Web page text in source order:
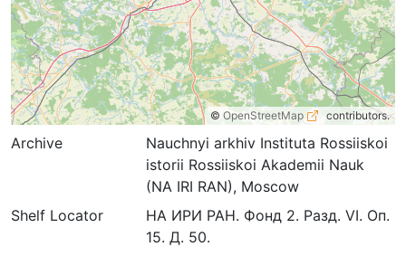
© OpenStreetMap contributors.
Archive
Nauchnyi arkhiv Instituta Rossiiskoi
istorii Rossiiskoi Akademii Nauk
(NA IRI RAN), Moscow
Shelf Locator
НА ИРИ РАН. Фонд 2. Разд. VI. Оп.
15. Д. 50.